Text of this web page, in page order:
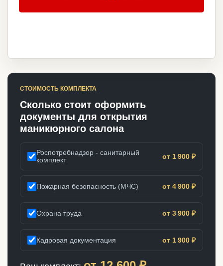
СТОИМОСТЬ КОМПЛЕКТА
Сколько стоит оформить
документы для открытия
маникюрного салона
Роспотребнадзор - санитарный
комплект
от 1 900 ₽
Пожарная безопасность (МЧС) от 4 900 ₽
Охрана труда от 3 900 ₽
Кадровая документация от 1 900 ₽